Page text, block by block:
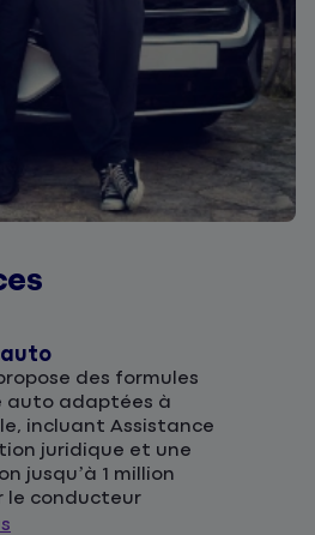
auto
des formules
auto adaptées à
incluant Assistance
juridique et une
jusqu’à 1 million
le conducteur